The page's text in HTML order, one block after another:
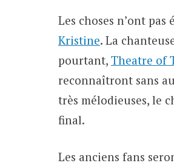
Les choses n’ont
Kristine. La
pourtant, Theatre of
reconnaîtront sans
très mélodieuses, le
final.
Les anciens fans